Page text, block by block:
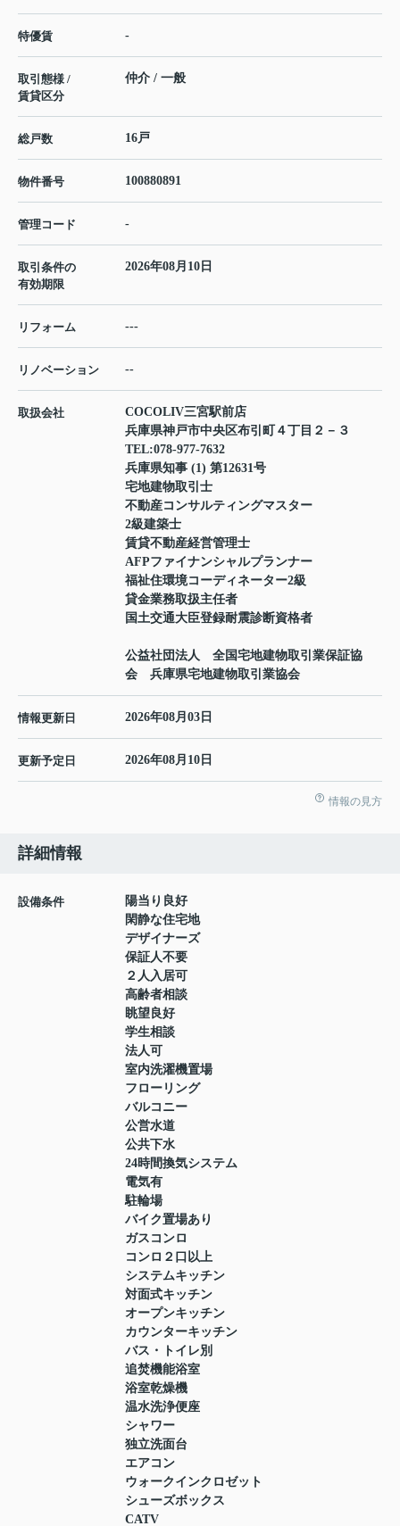
特優賃 -
取引態様 /
賃貸区分
仲介 / 一般
総戸数 16戸
物件番号 100880891
管理コード -
取引条件の
有効期限
2026年08月10日
リフォーム ---
リノベーション --
取扱会社
COCOLIV三宮駅前店
兵庫県神戸市中央区布引町４丁目２－３
TEL:078-977-7632
兵庫県知事 (1) 第12631号
宅地建物取引士
不動産コンサルティングマスター
2級建築士
賃貸不動産経営管理士
AFPファイナンシャルプランナー
福祉住環境コーディネーター2級
貸金業務取扱主任者
国土交通大臣登録耐震診断資格者
公益社団法人 全国宅地建物取引業保証協
会 兵庫県宅地建物取引業協会
情報更新日 2026年08月03日
更新予定日 2026年08月10日
情報の見方
詳細情報
設備条件
陽当り良好
閑静な住宅地
デザイナーズ
保証人不要
２人入居可
高齢者相談
眺望良好
学生相談
法人可
室内洗濯機置場
フローリング
バルコニー
公営水道
公共下水
24時間換気システム
電気有
駐輪場
バイク置場あり
ガスコンロ
コンロ２口以上
システムキッチン
対面式キッチン
オープンキッチン
カウンターキッチン
バス・トイレ別
追焚機能浴室
浴室乾燥機
温水洗浄便座
シャワー
独立洗面台
エアコン
ウォークインクロゼット
シューズボックス
CATV